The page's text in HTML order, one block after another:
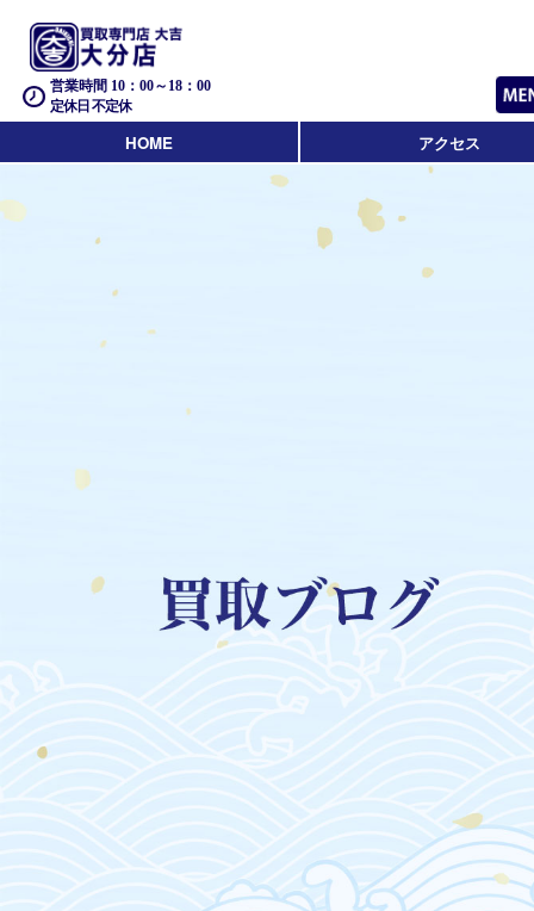
営業時間 10：00～18：00
定休日 不定休
HOME アクセス